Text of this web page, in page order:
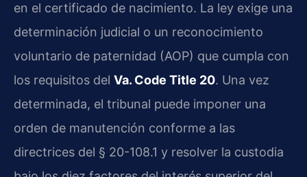
en el certificado de nacimiento. La ley exige una
determinación judicial o un reconocimiento
voluntario de paternidad (AOP) que cumpla con
los requisitos del Va. Code Title 20. Una vez
determinada, el tribunal puede imponer una
orden de manutención conforme a las
directrices del § 20-108.1 y resolver la custodia